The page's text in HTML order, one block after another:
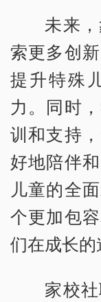
未来
索更多创
提升特殊
力。同时
训和支持
好地陪伴
儿童的全
个更加包
们在成长的
家校